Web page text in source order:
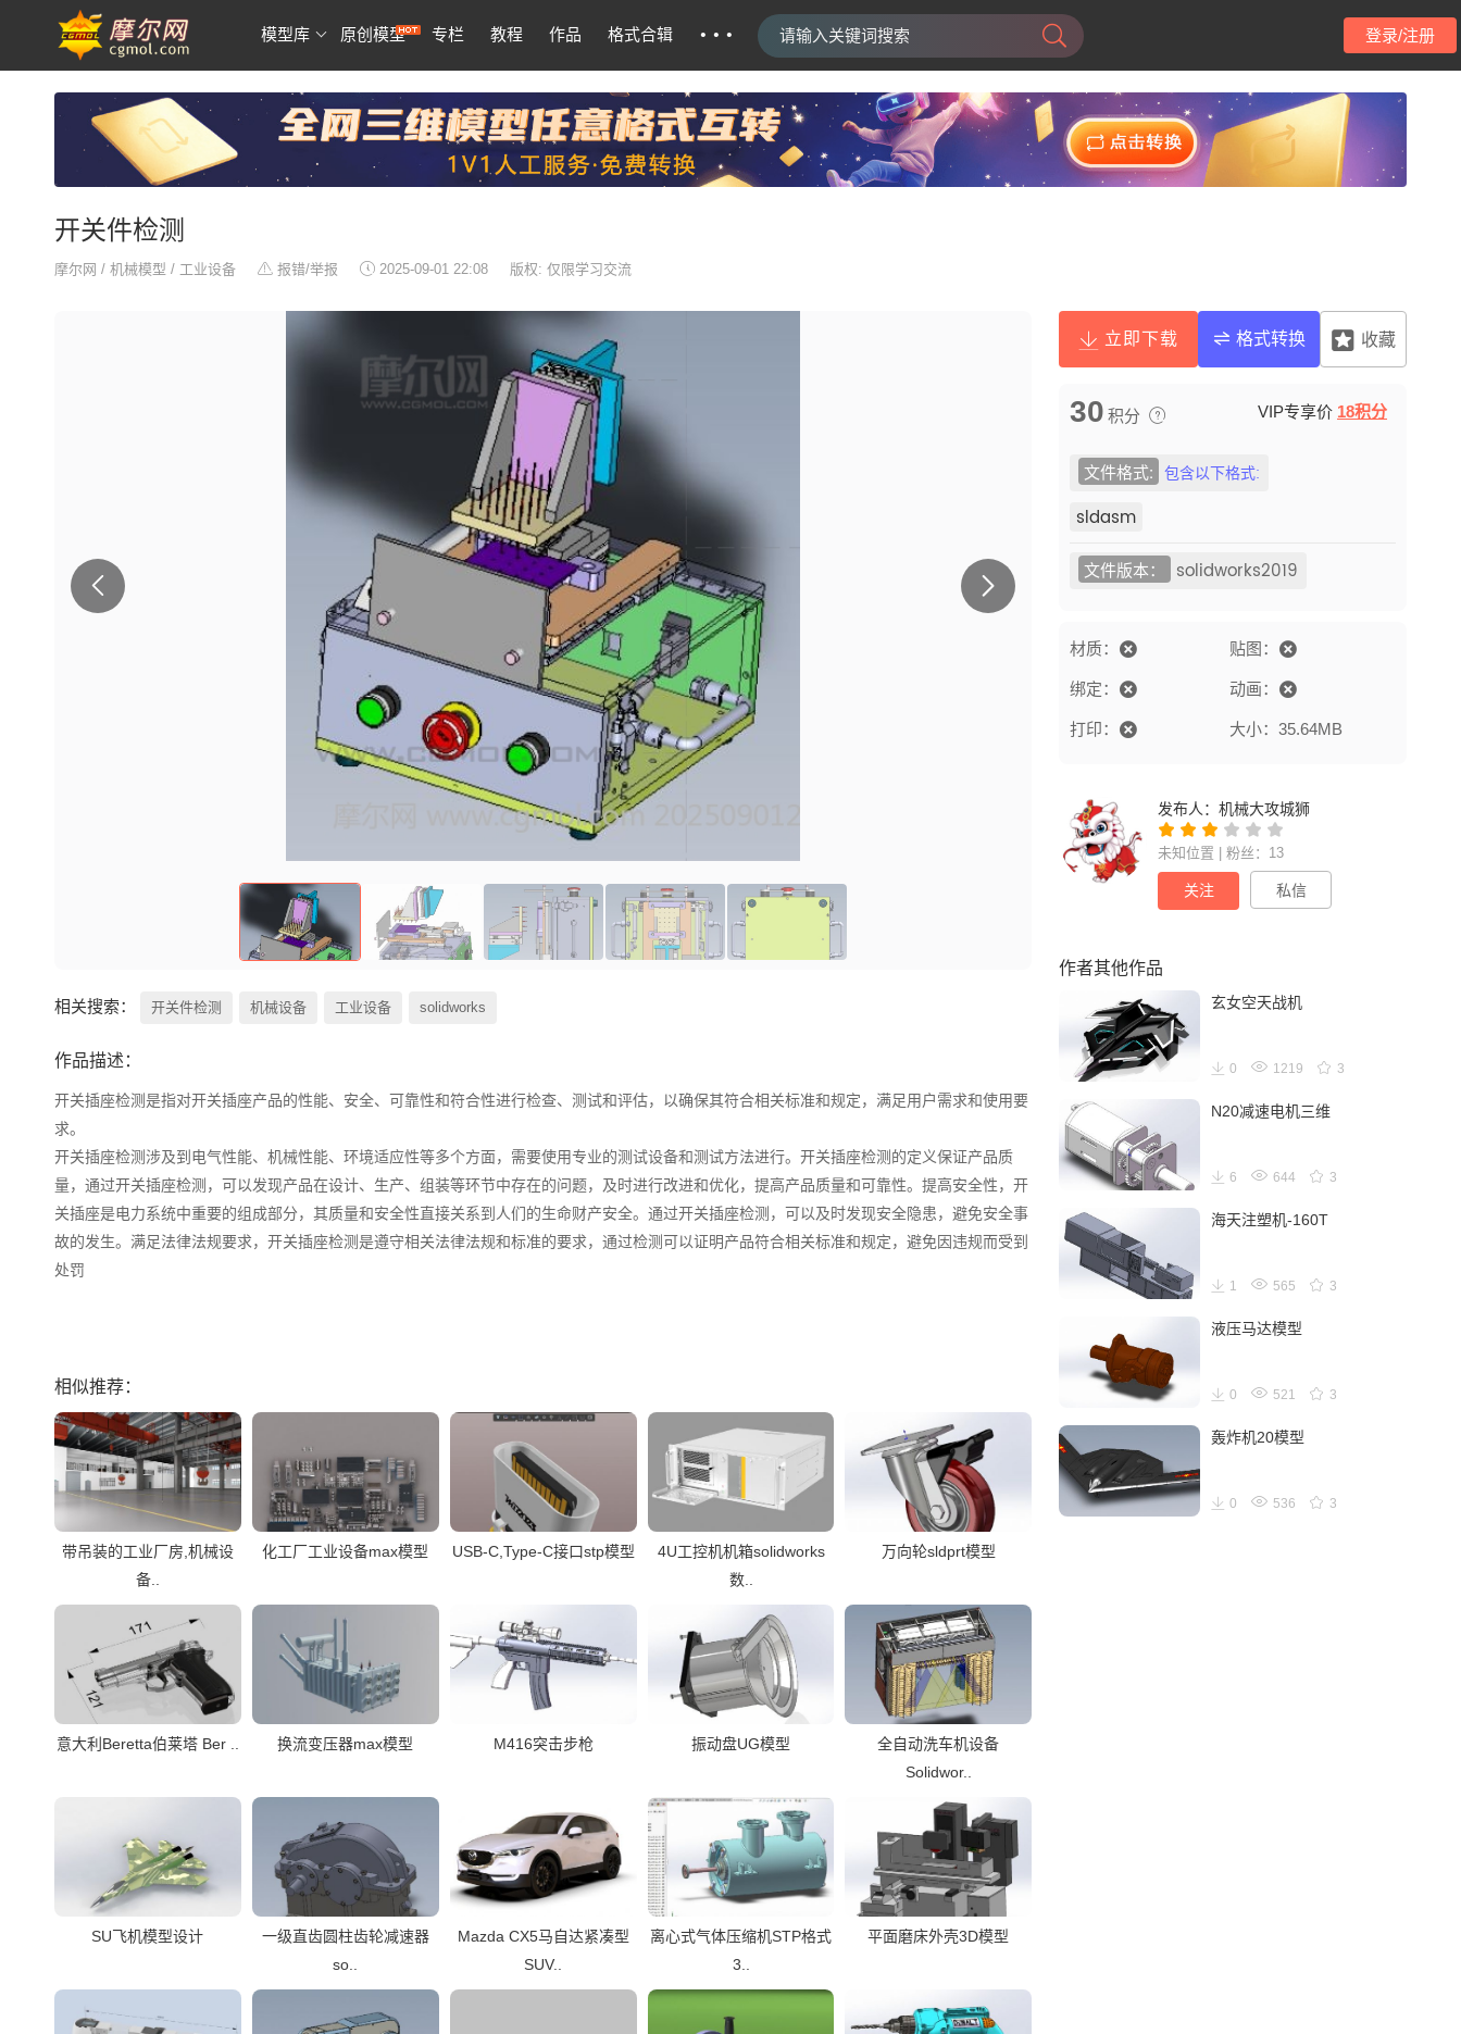
模型库 原创模型 专栏 教程 作品 格式合辑 ··· 登录/注册
开关件检测
摩尔网 / 机械模型 / 工业设备 报错/举报 2025-09-01 22:08 版权: 仅限学习交流
相关搜索： 开关件检测 机械设备 工业设备 solidworks
作品描述：
开关插座检测是指对开关插座产品的性能、安全、可靠性和符合性进行检查、测试和评估，以确保其符合相关标准和规定，满足用户需求和使用要
求。
开关插座检测涉及到电气性能、机械性能、环境适应性等多个方面，需要使用专业的测试设备和测试方法进行。开关插座检测的定义保证产品质
量，通过开关插座检测，可以发现产品在设计、生产、组装等环节中存在的问题，及时进行改进和优化，提高产品质量和可靠性。提高安全性，开
关插座是电力系统中重要的组成部分，其质量和安全性直接关系到人们的生命财产安全。通过开关插座检测，可以及时发现安全隐患，避免安全事
故的发生。满足法律法规要求，开关插座检测是遵守相关法律法规和标准的要求，通过检测可以证明产品符合相关标准和规定，避免因违规而受到
处罚
相似推荐：
带吊装的工业厂房,机械设
备..
化工厂工业设备max模型 USB-C,Type-C接口stp模型
4U工控机机箱solidworks
数..
万向轮sldprt模型
意大利Beretta伯莱塔 Ber .. 换流变压器max模型 M416突击步枪 振动盘UG模型
全自动洗车机设备
Solidwor..
SU飞机模型设计
一级直齿圆柱齿轮减速器
so..
Mazda CX5马自达紧凑型
SUV..
离心式气体压缩机STP格式
3..
平面磨床外壳3D模型
立即下载 格式转换 收藏
30 积分 VIP专享价 18积分
文件格式: 包含以下格式:
sldasm
文件版本： solidworks2019
材质： 贴图：
绑定： 动画：
打印： 大小：35.64MB
发布人：机械大攻城狮
未知位置 | 粉丝：13
关注 私信
作者其他作品
玄女空天战机
0 1219 3
N20减速电机三维
6 644 3
海天注塑机-160T
1 565 3
液压马达模型
0 521 3
轰炸机20模型
0 536 3